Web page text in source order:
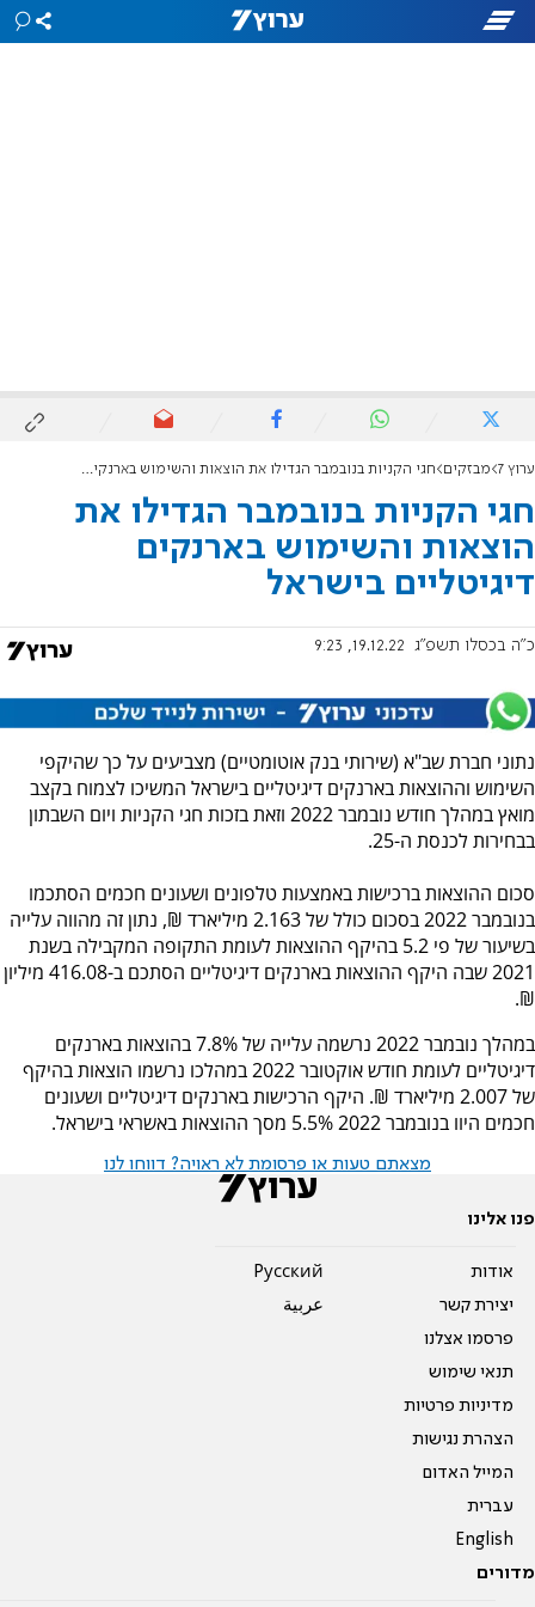
ערוץ 7 מבזקים חגי הקניות בנובמבר הגדילו את הוצאות והשימוש בארנקים דיגיטליים בישראל
חגי הקניות בנובמבר הגדילו את
הוצאות והשימוש בארנקים
דיגיטליים בישראל
כ"ה בכסלו תשפ"ג 19.12.22, 9:23
נתוני חברת שב"א (שירותי בנק אוטומטיים) מצביעים על כך שהיקפי
השימוש וההוצאות בארנקים דיגיטליים בישראל המשיכו לצמוח בקצב
מואץ במהלך חודש נובמבר 2022 וזאת בזכות חגי הקניות ויום השבתון
בבחירות לכנסת ה-25.
סכום ההוצאות ברכישות באמצעות טלפונים ושעונים חכמים הסתכמו
בנובמבר 2022 בסכום כולל של 2.163 מיליארד ₪, נתון זה מהווה עלייה
בשיעור של פי 5.2 בהיקף ההוצאות לעומת התקופה המקבילה בשנת
2021 שבה היקף ההוצאות בארנקים דיגיטליים הסתכם ב-416.08 מיליון
₪.
במהלך נובמבר 2022 נרשמה עלייה של 7.8% בהוצאות בארנקים
דיגיטליים לעומת חודש אוקטובר 2022 במהלכו נרשמו הוצאות בהיקף
של 2.007 מיליארד ₪. היקף הרכישות בארנקים דיגיטליים ושעונים
חכמים היוו בנובמבר 2022 5.5% מסך ההוצאות באשראי בישראל.
מצאתם טעות או פרסומת לא ראויה? דווחו לנו
פנו אלינו
אודות
יצירת קשר
פרסמו אצלנו
תנאי שימוש
מדיניות פרטיות
הצהרת נגישות
המייל האדום
עברית
English
Pусский
عربية
מדורים